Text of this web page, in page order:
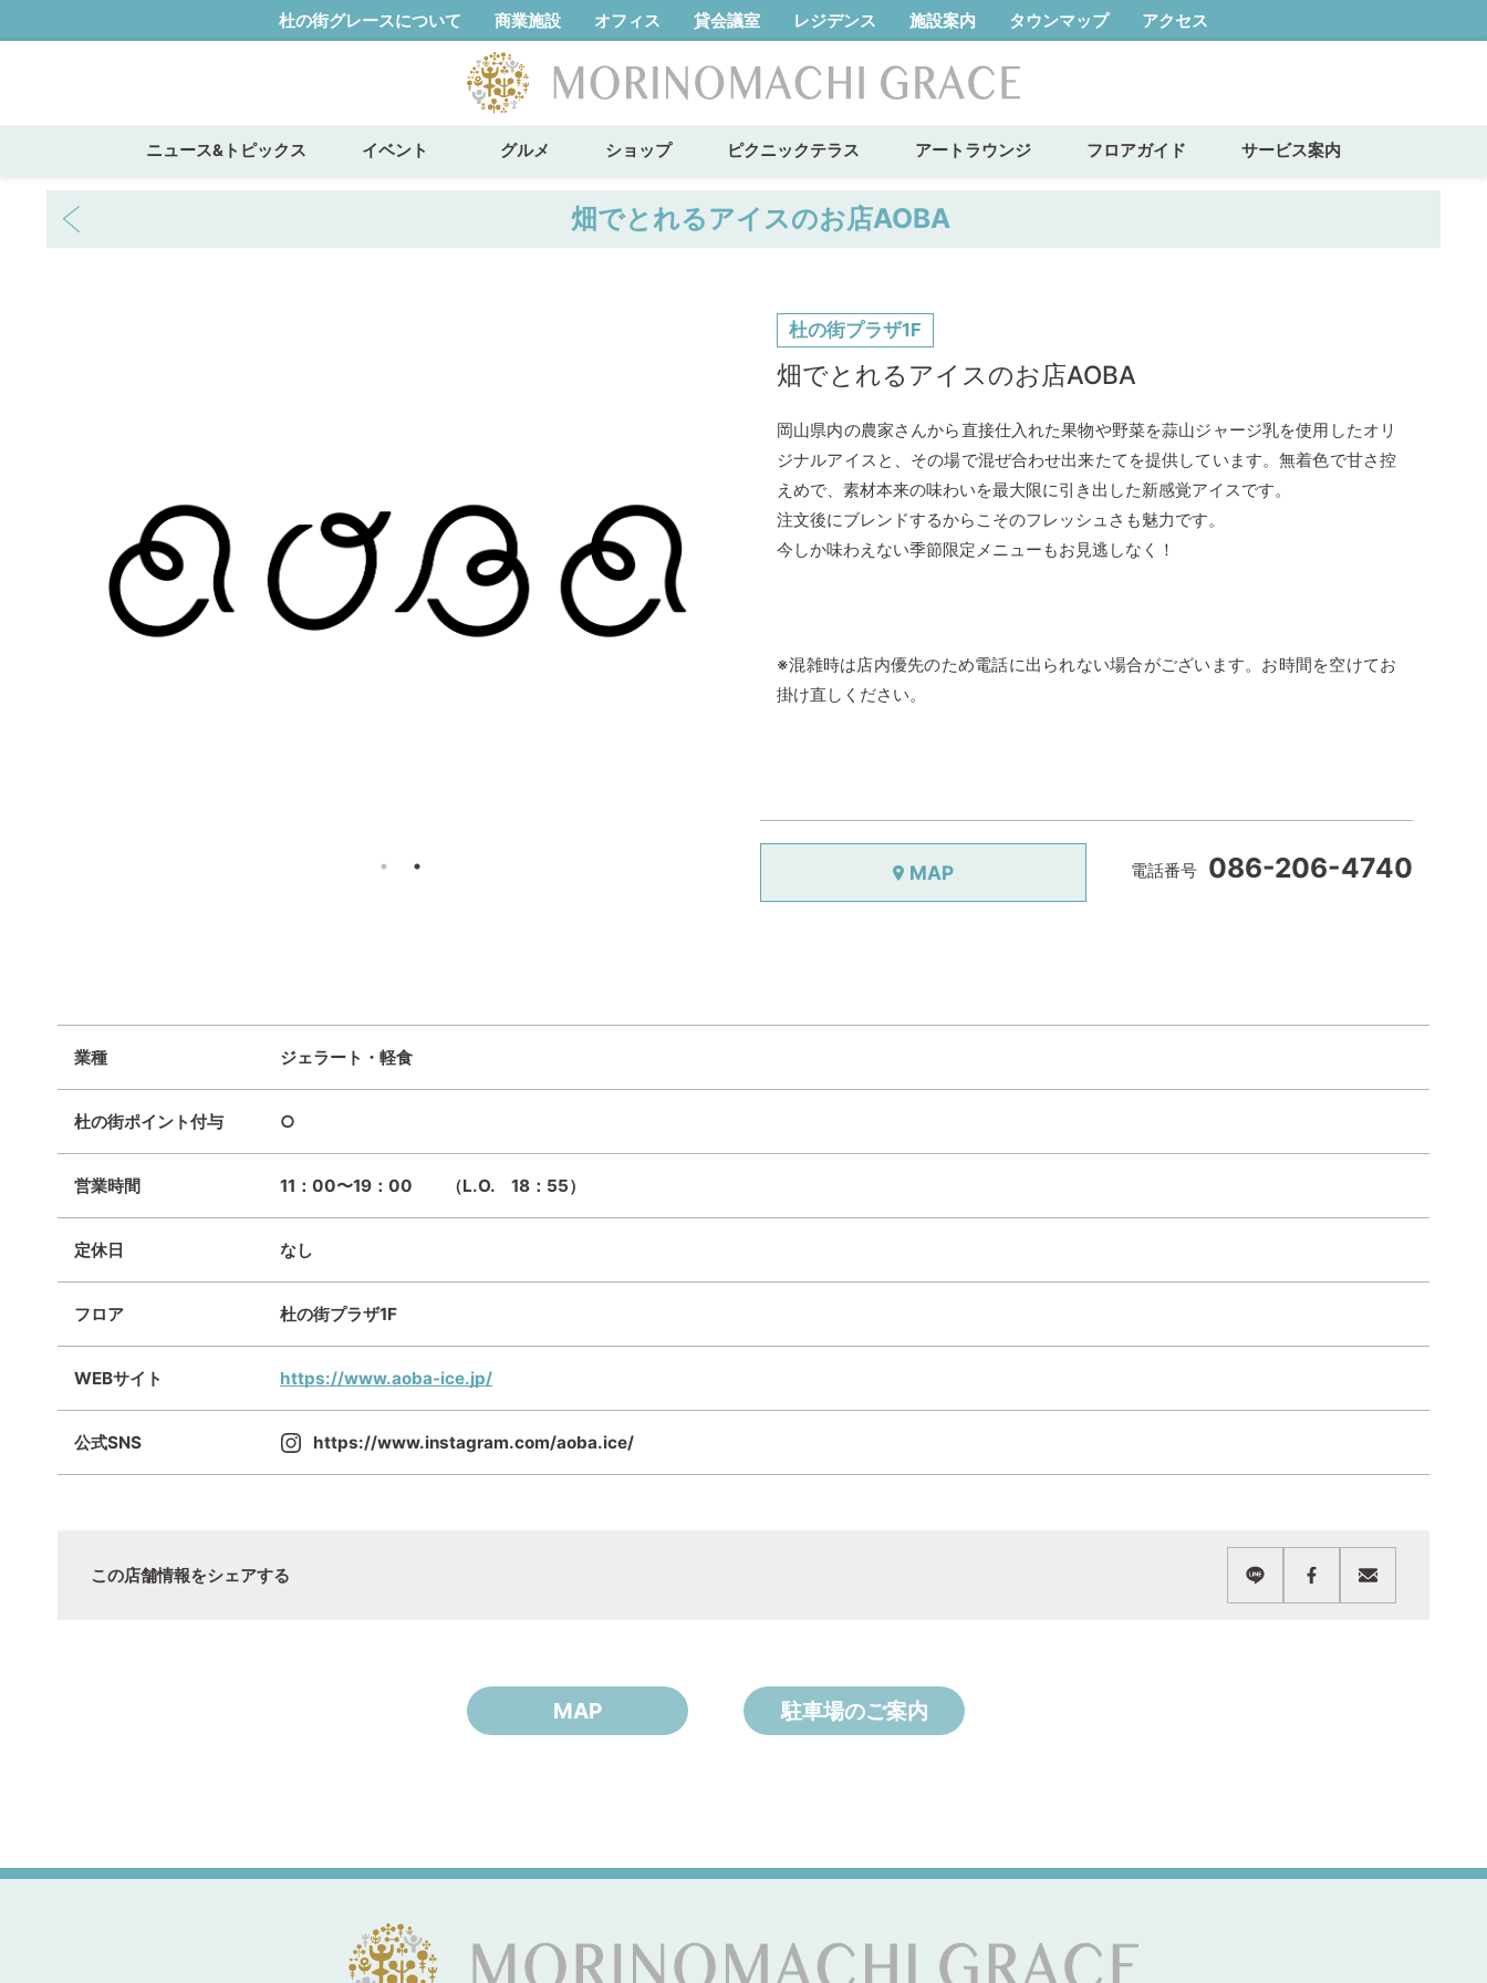
杜の街グレースについて 商業施設 オフィス 貸会議室 レジデンス 施設案内 タウンマップ アクセス
ニュース&トピックス イベント グルメ ショップ ピクニックテラス アートラウンジ フロアガイド サービス案内
畑でとれるアイスのお店AOBA
杜の街プラザ1F
畑でとれるアイスのお店AOBA
岡山県内の農家さんから直接仕入れた果物や野菜を蒜山ジャージ乳を使用したオリ
ジナルアイスと、その場で混ぜ合わせ出来たてを提供しています。無着色で甘さ控
えめで、素材本来の味わいを最大限に引き出した新感覚アイスです。
注文後にブレンドするからこそのフレッシュさも魅力です。
今しか味わえない季節限定メニューもお見逃しなく！
※混雑時は店内優先のため電話に出られない場合がございます。お時間を空けてお
掛け直しください。
MAP 086-206-4740
業種 ジェラート・軽食
杜の街ポイント付与 ○
営業時間 11：00〜19：00 （L.O. 18：55）
定休日 なし
フロア 杜の街プラザ1F
WEBサイト https://www.aoba-ice.jp/
公式SNS https://www.instagram.com/aoba.ice/
この店舗情報をシェアする
MAP 駐車場のご案内